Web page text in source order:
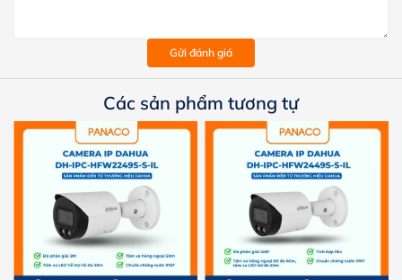
Gửi đánh giá
Các sản phẩm tương tự